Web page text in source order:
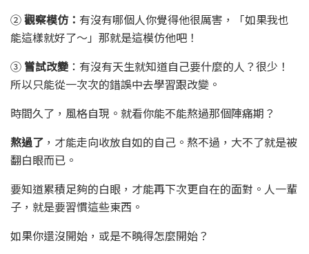
②觀察模仿： 有沒有哪個人你覺得他很厲害，「如果我也
能這樣就好了～」那就是這模仿他吧！
③ 嘗試改變：有沒有天生就知道自己要什麼的人？很少！
所以只能從一次次的錯誤中去學習跟改變。
時間久了，風格自現。就看你能不能熬過那個陣痛期？
熬過了 ，才能走向收放自如的自己。熬不過，大不了就是被
翻白眼而已。
要知道累積足夠的白眼，才能再下次更自在的面對。人一輩
子，就是要習慣這些東西。
如果你還沒開始，或是不曉得怎麼開始？